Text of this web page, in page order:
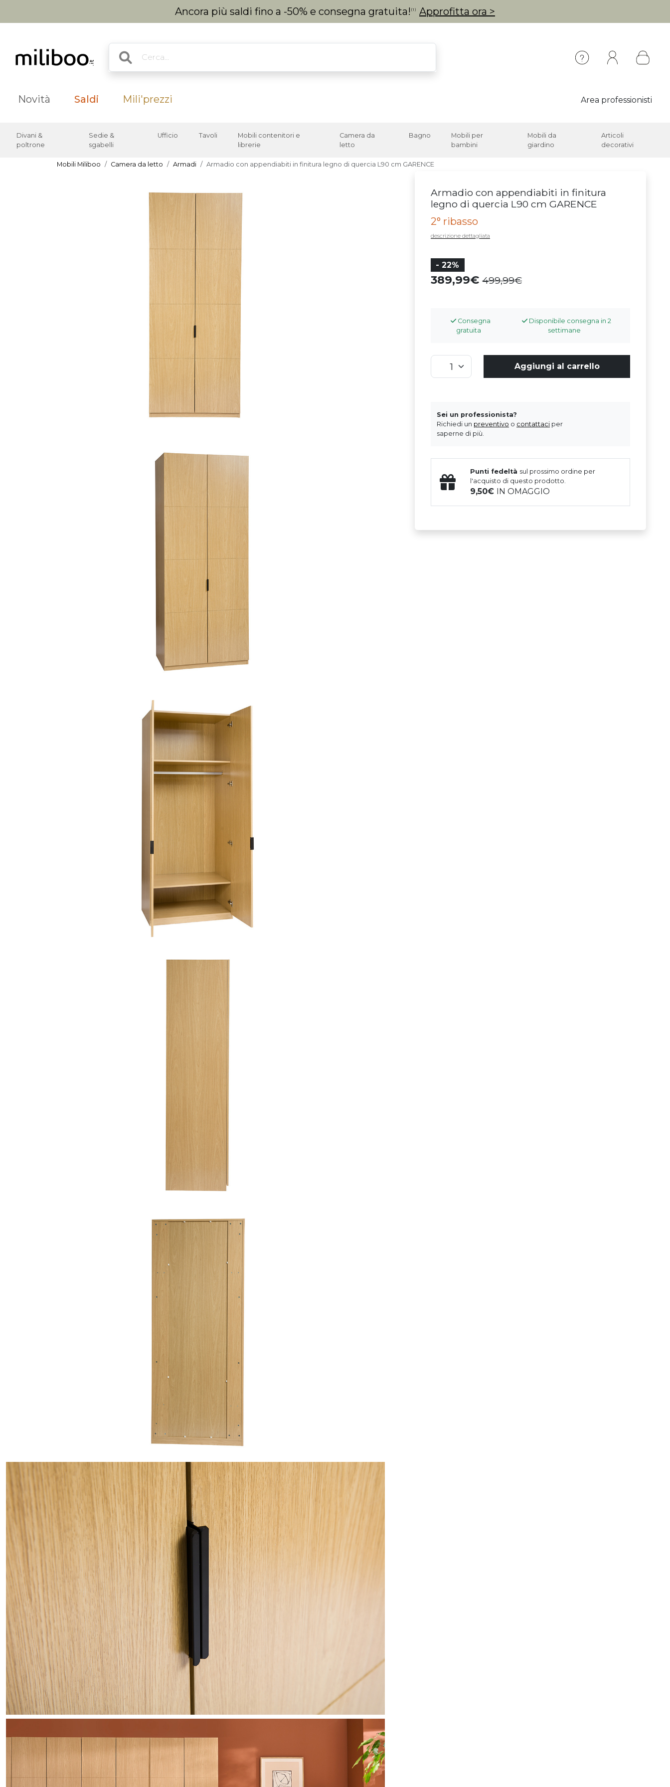
Ancora più saldi fino a -50% e consegna gratuita! (1) Approfitta ora >
Novità Saldi Mili'prezzi Area professionisti
Divani &
poltrone
Sedie &
sgabelli
Ufficio Tavoli
Mobili contenitori e
librerie
Camera da
letto
Bagno
Mobili per
bambini
Mobili da
giardino
Articoli
decorativi
Mobili Miliboo Camera da letto Armadi Armadio con appendiabiti in finitura legno di quercia L90 cm GARENCE
Armadio con appendiabiti in finitura
legno di quercia L90 cm GARENCE
2° ribasso
descrizione dettagliata
- 22%
389,99 499,99
Consegna
gratuita
Disponibile consegna in 2
settimane
Aggiungi al carrello
Sei un professionista?
Richiedi un preventivo o contattaci per
saperne di più.
Punti fedeltà sul prossimo ordine per
l'acquisto di questo prodotto.
9,50 IN OMAGGIO